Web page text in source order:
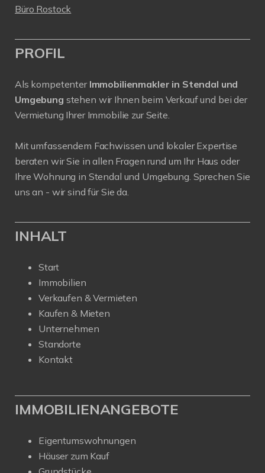
Büro Rostock
PROFIL
Als kompetenter Immobilienmakler in Stendal und
Umgebung stehen wir Ihnen beim Verkauf und bei der
Vermietung Ihrer Immobilie zur Seite.
Mit umfassendem Fachwissen und lokaler Expertise
beraten wir Sie in allen Fragen rund um Ihr Haus oder
Ihre Wohnung in Stendal und Umgebung. Sprechen Sie
uns an - wir sind für Sie da.
INHALT
Start
Immobilien
Verkaufen & Vermieten
Kaufen & Mieten
Unternehmen
Standorte
Kontakt
IMMOBILIENANGEBOTE
Eigentumswohnungen
Häuser zum Kauf